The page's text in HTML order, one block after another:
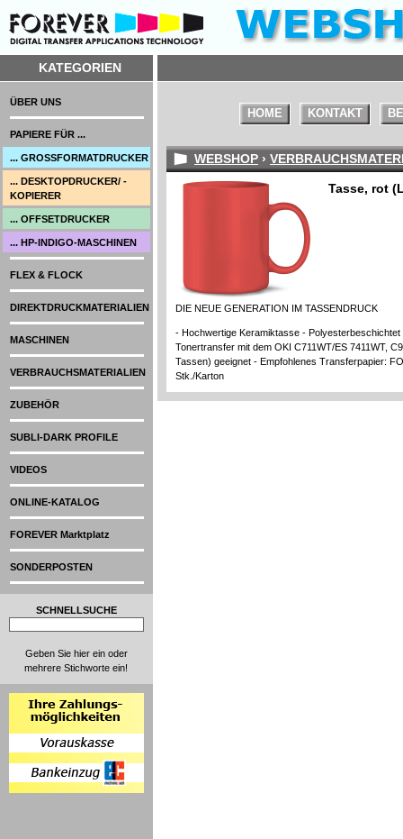
KATEGORIEN
SCHNELLSUCHE
Geben Sie hier ein oder
mehrere Stichworte ein!
HOME KONTAKT
WEBSHOP ›
Tasse, rot
DIE NEUE GENERATION IM TASSENDRUCK
- Hochwertige Keramiktasse -
Tonertransfer mit dem OKI C711WT/ES 7411WT,
Tassen) geeignet - Empfohlenes Transferpapier:
Stk./Karton
ÜBER UNS
PAPIERE FÜR ...
... GROSSFORMATDRUCKER
... DESKTOPDRUCKER/ -
KOPIERER
... OFFSETDRUCKER
... HP-INDIGO-MASCHINEN
FLEX & FLOCK
DIREKTDRUCKMATERIALIEN
MASCHINEN
VERBRAUCHSMATERIALIEN
ZUBEHÖR
SUBLI-DARK PROFILE
VIDEOS
ONLINE-KATALOG
FOREVER Marktplatz
SONDERPOSTEN